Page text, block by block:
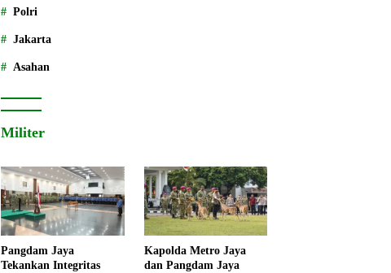
Polri
Jakarta
Asahan
Militer
Pangdam Jaya
Tekankan Integritas
Kapolda Metro Jaya
dan Pangdam Jaya